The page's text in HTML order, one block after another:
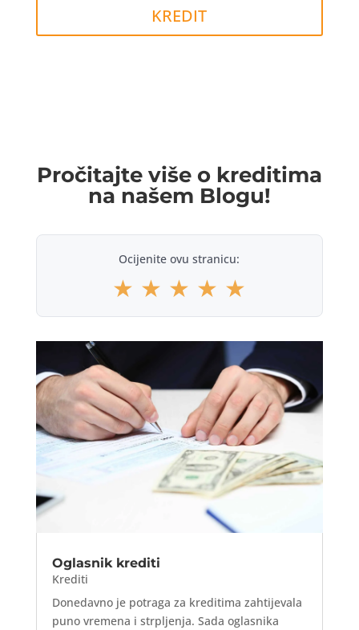
KREDIT
Pročitajte više o kreditima
na našem Blogu!
Ocijenite ovu stranicu:
★ ★ ★ ★ ★
Oglasnik krediti
Krediti
Donedavno je potraga za kreditima zahtijevala
puno vremena i strpljenja. Sada oglasnika